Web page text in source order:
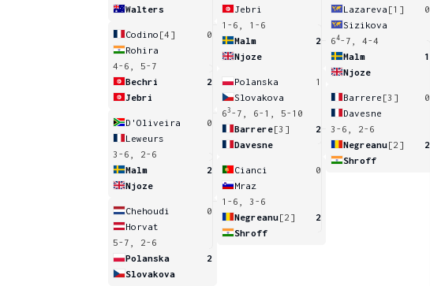
Walters
Codino [4]
0
Rohira
4-6, 5-7
Bechri
2
Jebri
D'Oliveira
0
Leweurs
3-6, 2-6
Malm
2
Njoze
Chehoudi
0
Horvat
5-7, 2-6
Polanska
2
Slovakova
Jebri
1-6, 1-6
Malm
2
Njoze
Polanska
1
Slovakova
63 -7, 6-1, 5-10
Barrere[3]
2
Davesne
Cianci
0
Mraz
1-6, 3-6
Negreanu[2]
2
Shroff
Lazareva [1]
0
Sizikova
64-7, 4-4
Malm
1
Njoze
Barrere [3]
0
Davesne
3-6, 2-6
Negreanu[2]
2
Shroff